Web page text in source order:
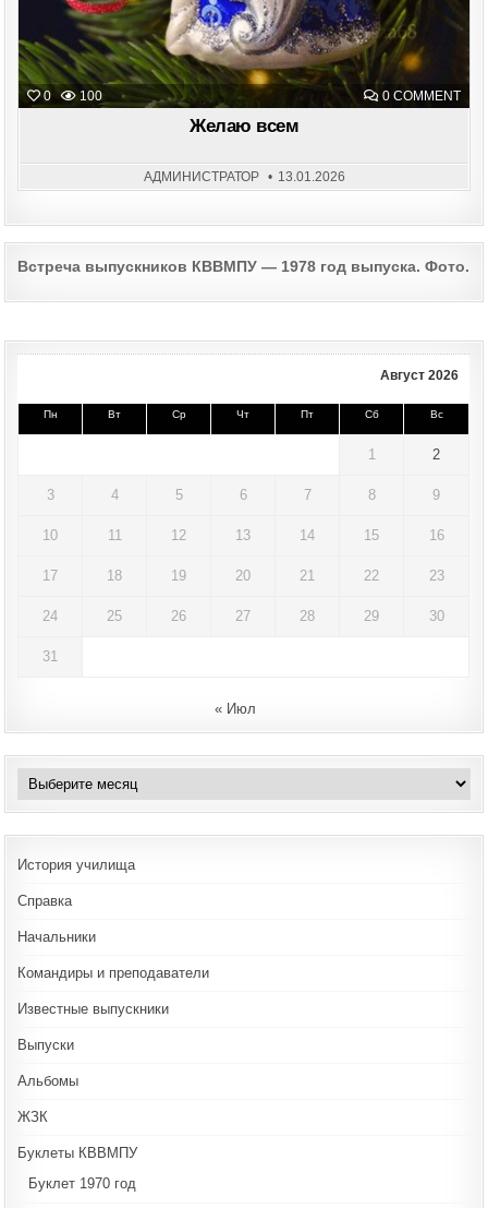
0 100 0 COMMENTON
Желаю всем
АДМИНИСТРАТОР 13.01.2026
Post
navigation
Встреча выпускников КВВМПУ — 1978 год выпуска. Фото.
Август 2026
Пн Вт Ср Чт Пт Сб Вс
1 2
3 4 5 6 7 8 9
10 11 12 13 14 15 16
17 18 19 20 21 22 23
24 25 26 27 28 29 30
31
« Июл
Архивы
История училища
Справка
Начальники
Командиры и преподаватели
Известные выпускники
Выпуски
Альбомы
ЖЗК
Буклеты КВВМПУ
Буклет 1970 год